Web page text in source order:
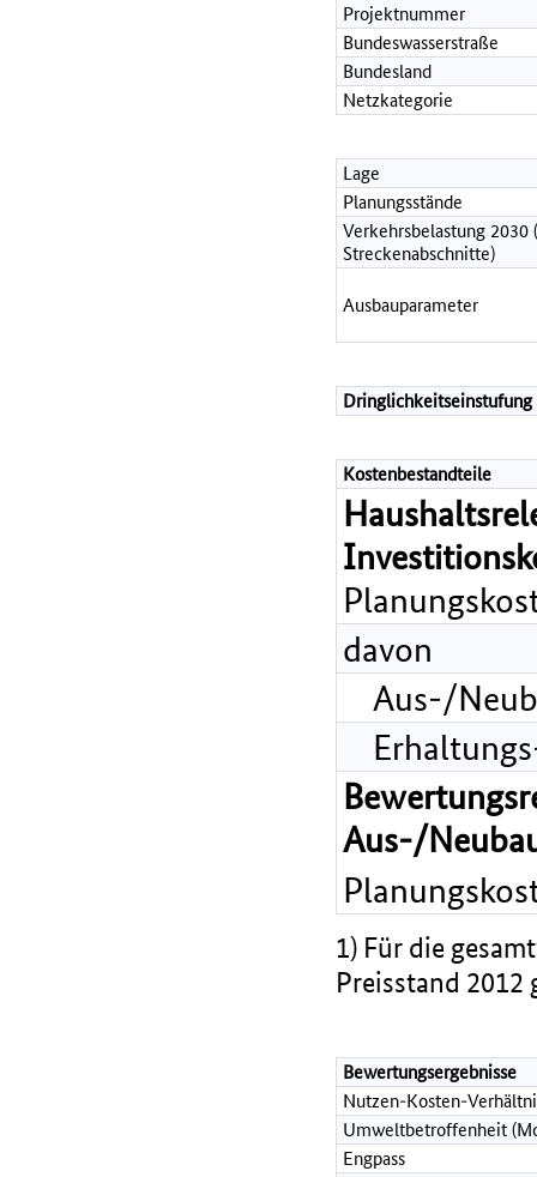
Projektnummer
Bundeswasserstraße
Bundesland
Netzkategorie
Lage
Planungsstände
Verkehrsbelastung
Streckenabschnitte)
Ausbauparameter
Dringlichkeitseinstufung
Kostenbestandteile
davon
Aus-/
Aus-/
1) Für die
Preisstand 2012
Bewertungsergebnisse
Nutzen-Kosten-
Umweltbetroffenheit
Engpass